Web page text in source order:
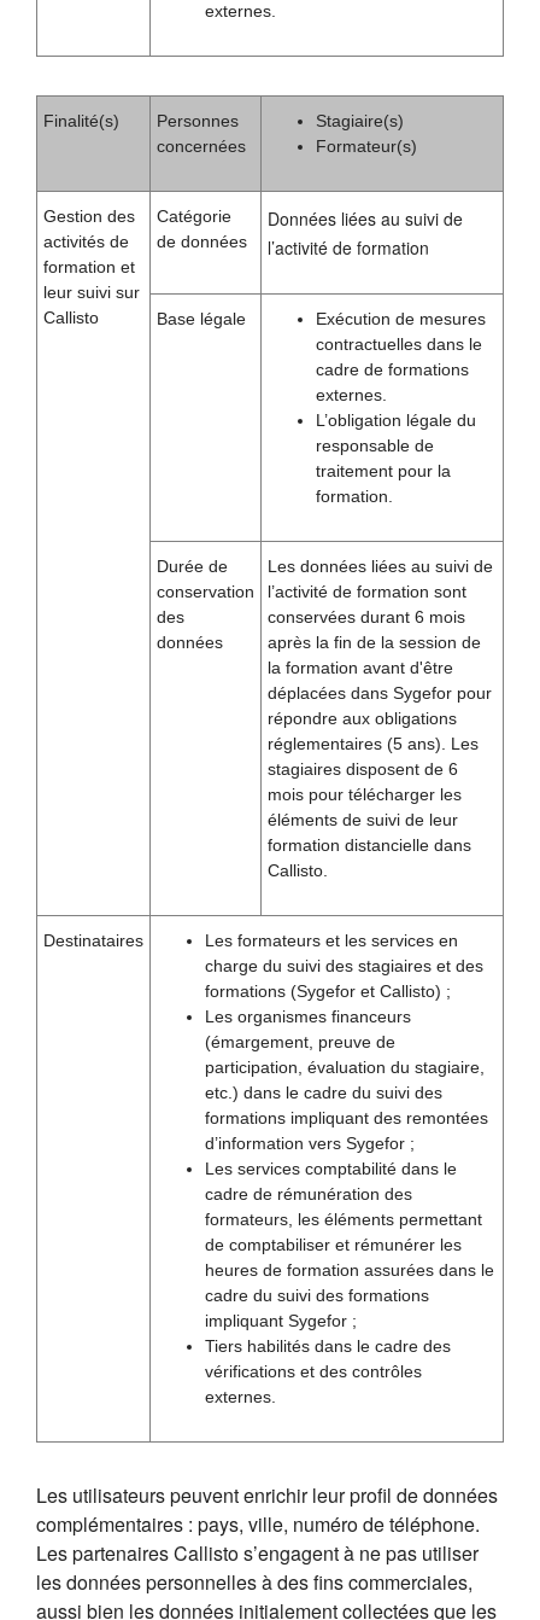
externes.
Finalité(s)
Personnes
concernées
Stagiaire(s)
Formateur(s)
Gestion des
activités de
formation et
leur suivi sur
Callisto
Catégorie
de données
Données liées au suivi de
l’activité de formation
Base légale
Exécution de mesures
contractuelles dans le
cadre de formations
externes.
L’obligation légale du
responsable de
traitement pour la
formation.
Durée de
conservation
des
données
Les données liées au suivi de
l’activité de formation sont
conservées durant 6 mois
après la fin de la session de
la formation avant d'être
déplacées dans Sygefor pour
répondre aux obligations
réglementaires (5 ans). Les
stagiaires disposent de 6
mois pour télécharger les
éléments de suivi de leur
formation distancielle dans
Callisto.
Destinataires
Les formateurs et les services en
charge du suivi des stagiaires et des
formations (Sygefor et Callisto) ;
Les organismes financeurs
(émargement, preuve de
participation, évaluation du stagiaire,
etc.) dans le cadre du suivi des
formations impliquant des remontées
d’information vers Sygefor ;
Les services comptabilité dans le
cadre de rémunération des
formateurs, les éléments permettant
de comptabiliser et rémunérer les
heures de formation assurées dans le
cadre du suivi des formations
impliquant Sygefor ;
Tiers habilités dans le cadre des
vérifications et des contrôles
externes.
Les utilisateurs peuvent enrichir leur profil de données
complémentaires : pays, ville, numéro de téléphone.
Les partenaires Callisto s’engagent à ne pas utiliser
les données personnelles à des fins commerciales,
aussi bien les données initialement collectées que les